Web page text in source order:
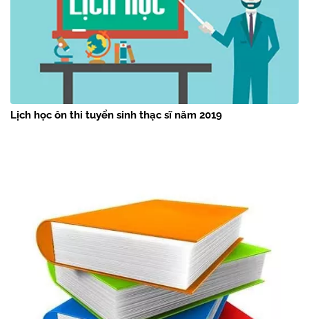
Lịch học ôn thi tuyển sinh thạc sĩ năm 2019